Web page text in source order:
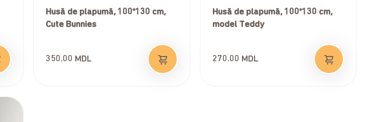
Husă de plapumă, 100*130 cm,
Cute Bunnies
350.00 MDL
Husă de plapumă, 100*130 cm,
model Teddy
270.00 MDL